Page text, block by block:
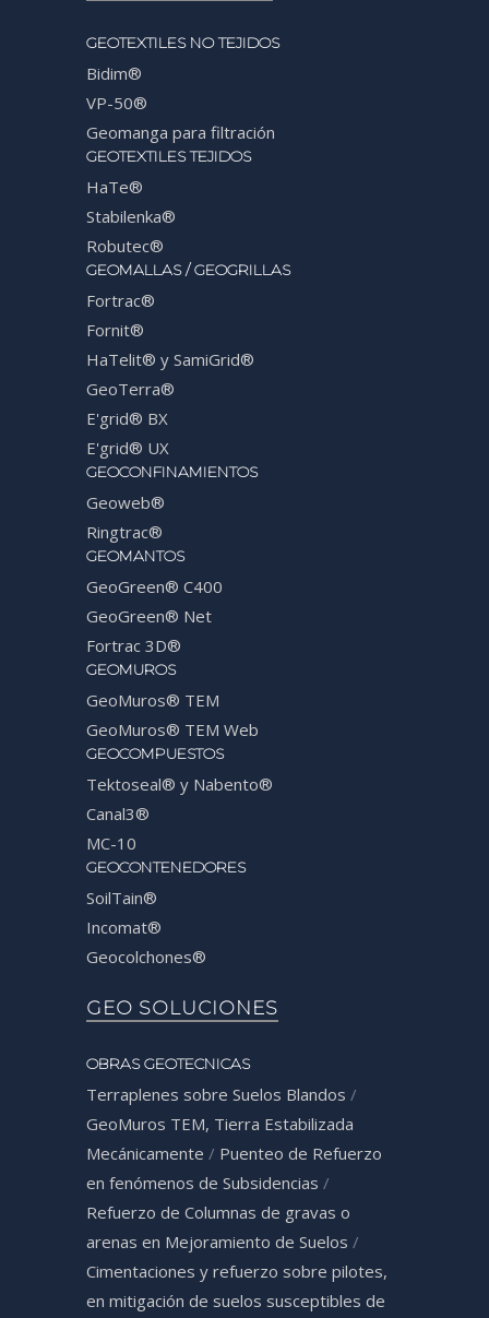
GEOTEXTILES NO TEJIDOS
Bidim®
VP-50®
Geomanga para filtración
GEOTEXTILES TEJIDOS
HaTe®
Stabilenka®
Robutec®
GEOMALLAS / GEOGRILLAS
Fortrac®
Fornit®
HaTelit® y SamiGrid®
GeoTerra®
E'grid® BX
E'grid® UX
GEOCONFINAMIENTOS
Geoweb®
Ringtrac®
GEOMANTOS
GeoGreen® C400
GeoGreen® Net
Fortrac 3D®
GEOMUROS
GeoMuros® TEM
GeoMuros® TEM Web
GEOCOMPUESTOS
Tektoseal® y Nabento®
Canal3®
MC-10
GEOCONTENEDORES
SoilTain®
Incomat®
Geocolchones®
GEO SOLUCIONES
OBRAS GEOTECNICAS
Terraplenes sobre Suelos Blandos /
GeoMuros TEM, Tierra Estabilizada
Mecánicamente / Puenteo de Refuerzo
en fenómenos de Subsidencias /
Refuerzo de Columnas de gravas o
arenas en Mejoramiento de Suelos /
Cimentaciones y refuerzo sobre pilotes,
en mitigación de suelos susceptibles de